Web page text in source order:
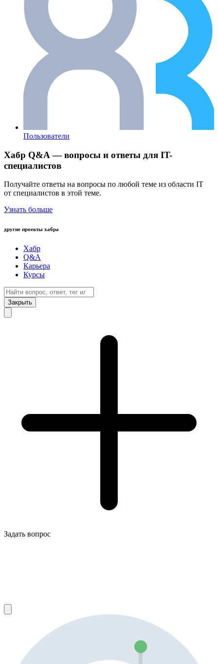
Пользователи
Хабр Q&A — вопросы и ответы для IT-
специалистов
Получайте ответы на вопросы по любой теме из области IT
от специалистов в этой теме.
Узнать больше
другие проекты хабра
Хабр
Q&A
Карьера
Курсы
Закрыть
Задать вопрос